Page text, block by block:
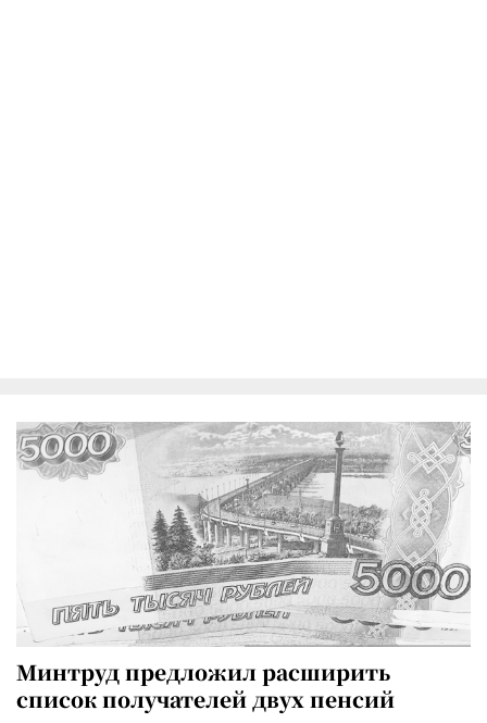
Минтруд предложил расширить
список получателей двух пенсий